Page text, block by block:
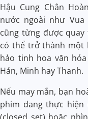
Hậu Cung Chân
nước ngoài như Vua
cũng từng được
có thể trở thành một
hảo tinh hoa văn
Hán, Minh hay Thanh.
Nếu may mắn, bạn
phim đang thực hiện